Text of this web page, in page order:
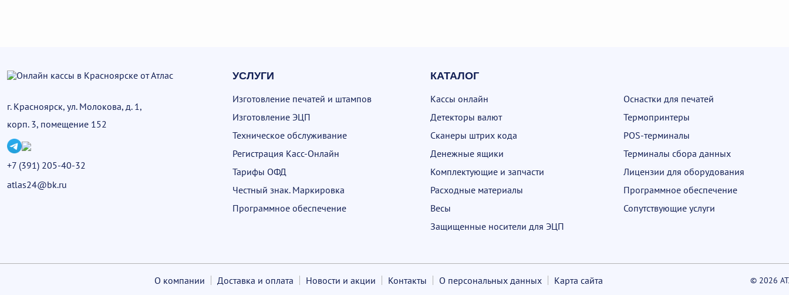
г. Красноярск, ул. Молокова, д. 1,
корп. 3, помещение 152
+7 (391) 205-40-32
atlas24@bk.ru
УСЛУГИ
Изготовление печатей и штампов
Изготовление ЭЦП
Техническое обслуживание
Регистрация Касс-Онлайн
Тарифы ОФД
Честный знак. Маркировка
Программное обеспечение
КАТАЛОГ
Кассы онлайн
Детекторы валют
Сканеры штрих кода
Денежные ящики
Комплектующие и запчасти
Расходные материалы
Весы
Защищенные носители для ЭЦП
Оснастки для печатей
Термопринтеры
POS-терминалы
Терминалы сбора данных
Лицензии для оборудования
Программное обеспечение
Сопутствующие услуги
О компании Доставка и оплата Новости и акции Контакты О персональных данных Карта сайта © 2026